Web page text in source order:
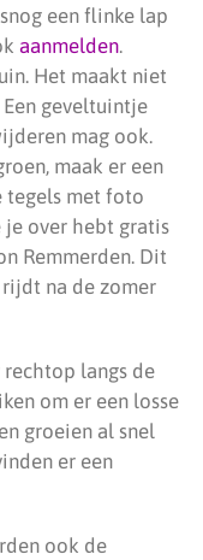
een flinke lap
aanmelden.
Het maakt niet
geveltuintje
mag ook.
maak er een
tegels met foto
je over hebt gratis
Remmerden. Dit
na de zomer
langs de
om er een losse
groeien al snel
er een
ook de